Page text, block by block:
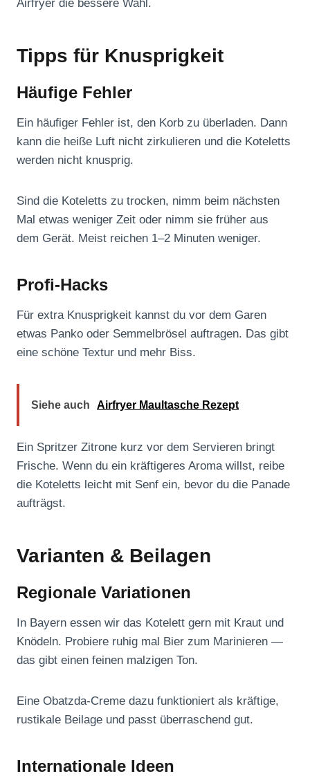
Airfryer die bessere Wahl.
Tipps für Knusprigkeit
Häufige Fehler
Ein häufiger Fehler ist, den Korb zu überladen. Dann
kann die heiße Luft nicht zirkulieren und die Koteletts
werden nicht knusprig.
Sind die Koteletts zu trocken, nimm beim nächsten
Mal etwas weniger Zeit oder nimm sie früher aus
dem Gerät. Meist reichen 1–2 Minuten weniger.
Profi-Hacks
Für extra Knusprigkeit kannst du vor dem Garen
etwas Panko oder Semmelbrösel auftragen. Das gibt
eine schöne Textur und mehr Biss.
Siehe auch Airfryer Maultasche Rezept
Ein Spritzer Zitrone kurz vor dem Servieren bringt
Frische. Wenn du ein kräftigeres Aroma willst, reibe
die Koteletts leicht mit Senf ein, bevor du die Panade
aufträgst.
Varianten & Beilagen
Regionale Variationen
In Bayern essen wir das Kotelett gern mit Kraut und
Knödeln. Probiere ruhig mal Bier zum Marinieren —
das gibt einen feinen malzigen Ton.
Eine Obatzda-Creme dazu funktioniert als kräftige,
rustikale Beilage und passt überraschend gut.
Internationale Ideen